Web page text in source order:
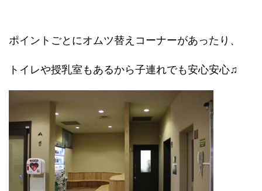
ポイントごとにオムツ替えコーナーがあったり、
トイレや授乳室もあるから子連れでも安心安心♫